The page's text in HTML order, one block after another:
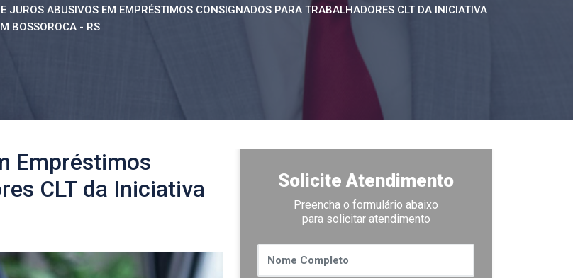
JUROS ABUSIVOS EM EMPRÉSTIMOS CONSIGNADOS PARA TRABALHADORES CLT DA INICIATIVA
BOSSOROCA​ - RS
Empréstimos
CLT da Iniciativa
Solicite Atendimento
Preencha o formulário abaixo
para solicitar atendimento